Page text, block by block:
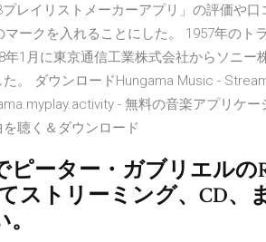
レイリストメーカーアプリ」の評価や口
ークを入れることにした。 1957年のト
年1月に東京通信工業株式会社からソニ
。 ダウンロードHungama Music -
- 無料の音楽アプリケ
聴く＆ダウンロード
ピーター・ガブリエルの
ストリーミング、CD